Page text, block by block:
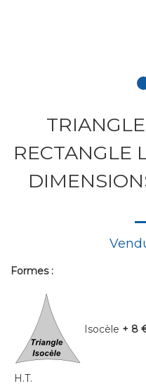
RECTANGLE
Formes :
Isocèle + 8
H.T.